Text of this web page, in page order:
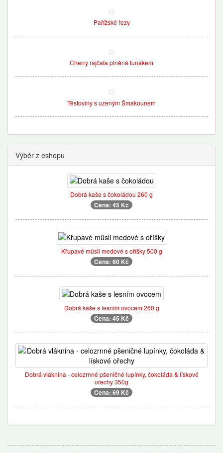
Pařížské řezy
Cherry rajčata plněná tuňákem
Těstoviny s uzeným Šmakounem
Výběr z eshopu
Dobrá kaše s čokoládou 260 g
Cena: 45 Kč
Křupavé müsli medové s oříšky 500 g
Cena: 60 Kč
Dobrá kaše s lesním ovocem 260 g
Cena: 45 Kč
Dobrá vláknina - celozrnné pšeničné lupínky, čokoláda & lískové
ořechy 350g
Cena: 69 Kč